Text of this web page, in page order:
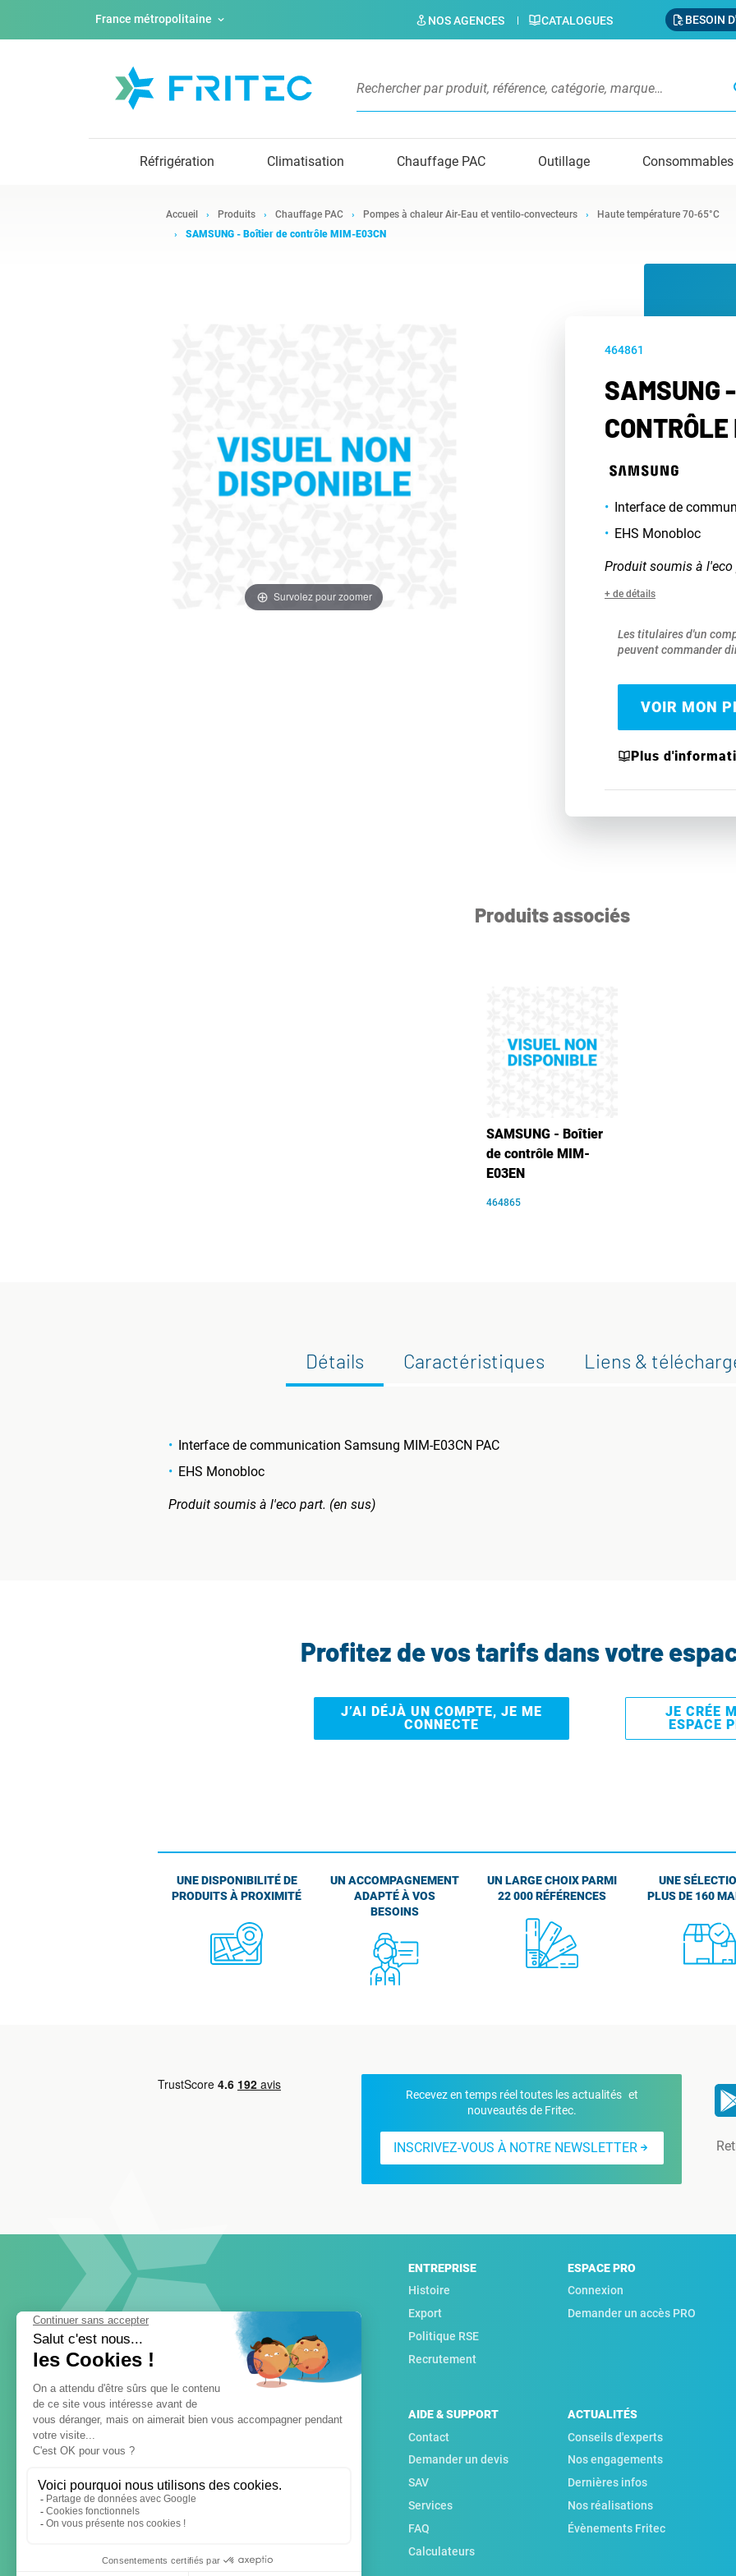
France métropolitaine NOS AGENCES CATALOGUES BESOIN
Réfrigération Climatisation Chauffage PAC Outillage Consommables
Accueil Produits Chauffage PAC Pompes à chaleur Air-Eau et ventilo-convecteurs
Haute température 70-65°C
SAMSUNG - Boîtier de contrôle MIM-E03CN
Survolez pour zoomer
464861
SAMSUNG
Interface de
EHS Monobloc
Produit soumis à l'eco
+ de détails
Les titulaires d'un
peuvent commander
VOIR MON
Plus
Produits associés
SAMSUNG - Boîtier
de contrôle MIM-
E03EN
464865
Détails Caractéristiques Liens &
Interface de communication Samsung MIM-E03CN PAC
EHS Monobloc
Produit soumis à l'eco part. (en sus)
Profitez de vos tarifs dans votre
J’AI DÉJÀ UN COMPTE, JE ME
CONNECTE
JE CRÉE
ESPACE
UNE DISPONIBILITÉ DE
PRODUITS À PROXIMITÉ
UN ACCOMPAGNEMENT
ADAPTÉ À VOS
BESOINS
UN LARGE CHOIX PARMI
22 000 RÉFÉRENCES
UNE
PLUS DE 160
Recevez en temps réel toutes les actualités et
nouveautés de Fritec.
INSCRIVEZ-VOUS À NOTRE NEWSLETTER
ENTREPRISE
Histoire
Export
Politique RSE
Recrutement
ESPACE PRO
Connexion
Demander un accès PRO
AIDE & SUPPORT
Contact
Demander un devis
SAV
Services
FAQ
Calculateurs
ACTUALITÉS
Conseils d'experts
Nos engagements
Dernières infos
Nos réalisations
Évènements Fritec